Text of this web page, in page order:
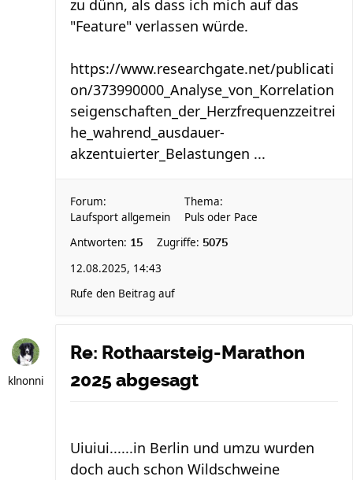
zu dünn, als dass ich mich auf das
"Feature" verlassen würde.
https://www.researchgate.net/publicati
on/373990000_Analyse_von_Korrelation
seigenschaften_der_Herzfrequenzzeitrei
he_wahrend_ausdauer-
akzentuierter_Belastungen ...
Forum:
Laufsport allgemein
Thema:
Puls oder Pace
Antworten: 15 Zugriffe: 5075
12.08.2025, 14:43
Rufe den Beitrag auf
klnonni
Re: Rothaarsteig-Marathon
2025 abgesagt
Uiuiui......in Berlin und umzu wurden
doch auch schon Wildschweine